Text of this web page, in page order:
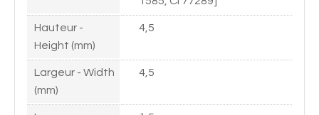
Hauteur -
Height (mm)
4,5
Largeur - Width
(mm)
4,5